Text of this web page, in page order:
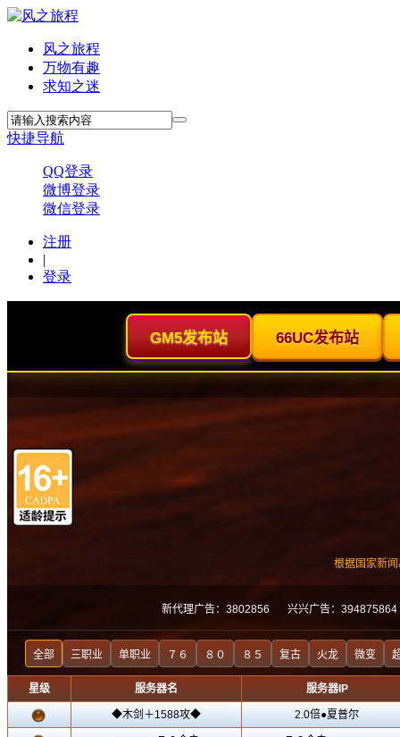
风之旅程
万物有趣
求知之迷
快捷导航
QQ登录
微博登录
微信登录
注册
|
登录